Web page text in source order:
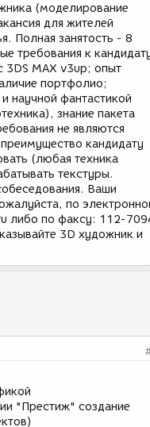
(моделирование
для жителей
Полная занятость - 8
требования к
3DS MAX v3up; опыт
портфолио;
научной фантастикой
знание пакета
не являются
кандидату
(любая техника
текстуры.
Ваши
по
либо по факсу: 112-
3D художник и
"Престиж" создание